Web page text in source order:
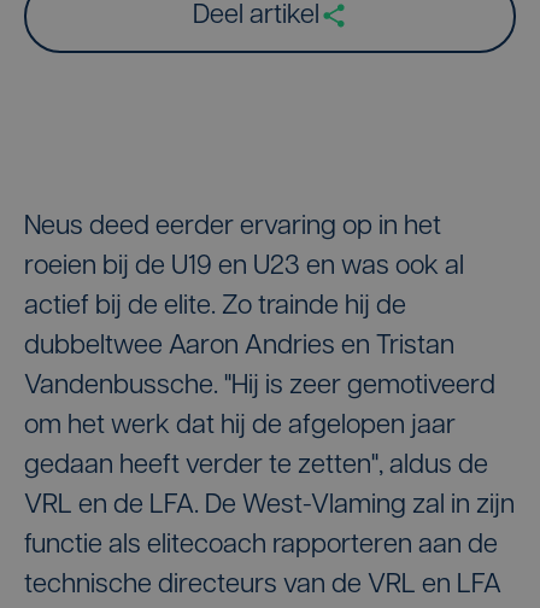
Deel artikel
Neus deed eerder ervaring op in het
roeien bij de U19 en U23 en was ook al
actief bij de elite. Zo trainde hij de
dubbeltwee Aaron Andries en Tristan
Vandenbussche. "Hij is zeer gemotiveerd
om het werk dat hij de afgelopen jaar
gedaan heeft verder te zetten", aldus de
VRL en de LFA. De West-Vlaming zal in zijn
functie als elitecoach rapporteren aan de
technische directeurs van de VRL en LFA